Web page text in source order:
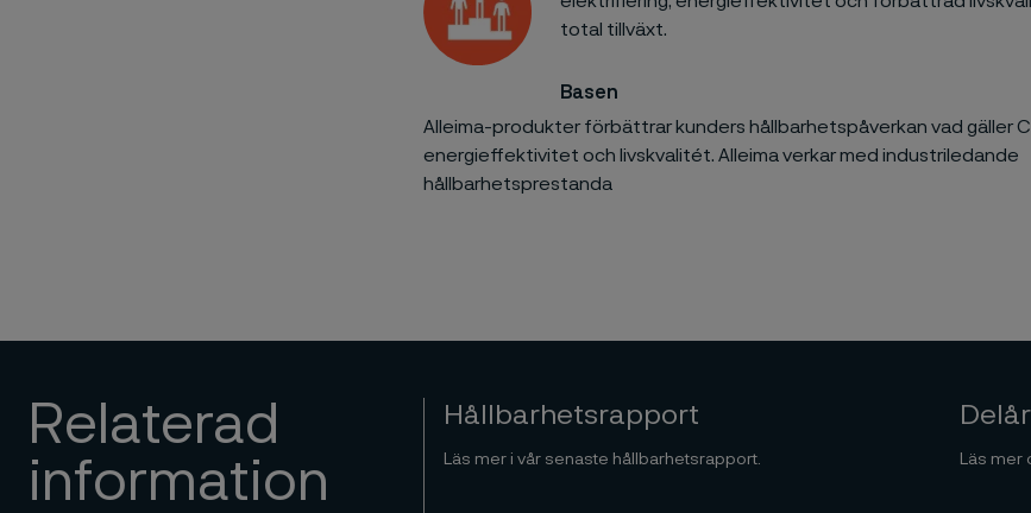
total tillväxt.
Basen
Alleima-produkter förbättrar kunders hållbarhetspåverkan vad gäller
energieffektivitet och livskvalitét. Alleima verkar med industriledande
hållbarhetsprestanda
Relaterad
information
Hållbarhetsrapport
Läs mer i vår senaste hållbarhetsrapport. Läs mer